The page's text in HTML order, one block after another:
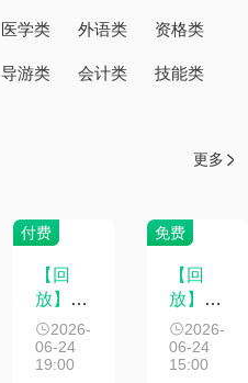
医学类 外语类 资格类
导游类 会计类 技能类
更多
付费
【回
放】
《金融
市场基
础》考
2026-
06-24
19:00
免费
【回
放】
突
击！2
天上
岸，证
2026-
06-24
15:00